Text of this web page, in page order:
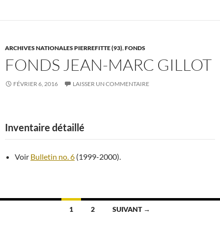
ARCHIVES NATIONALES PIERREFITTE (93),FONDS
FONDS JEAN-MARC GILLOT
FÉVRIER 6, 2016 LAISSER UN COMMENTAIRE
Inventaire détaillé
Voir Bulletin no. 6 (1999-2000).
1 2 SUIVANT →